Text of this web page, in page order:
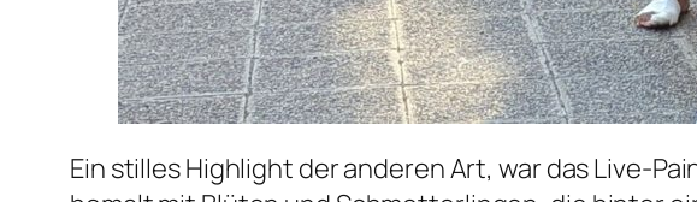
Ein stilles Highlight der anderen Art, war das Live-